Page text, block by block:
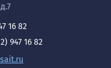
16 82
947 16 82